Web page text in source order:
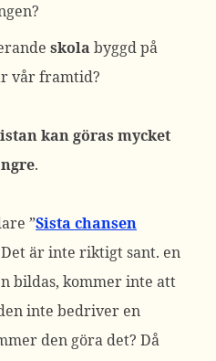
skola byggd på
vår framtid?
kan göras mycket
.
”Sista chansen
Det är inte riktigt sant. en
bildas, kommer inte att
inte bedriver en
den göra det? Då